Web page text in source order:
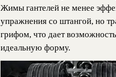
Жимы гантелей не менее
упражнения со штангой, но
грифом, что дает
идеальную форму.